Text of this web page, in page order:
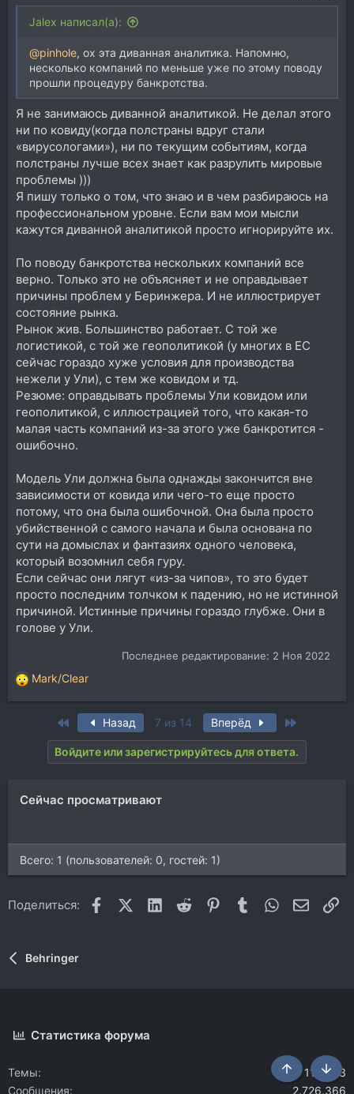
Jalex написал(а):
@pinhole, ох эта диванная аналитика. Напомню,
несколько компаний по меньше уже по этому поводу
прошли процедуру банкротства.
Я не занимаюсь диванной аналитикой. Не делал этого
ни по ковиду(когда полстраны вдруг стали
«вирусологами»), ни по текущим событиям, когда
полстраны лучше всех знает как разрулить мировые
проблемы )))
Я пишу только о том, что знаю и в чем разбираюсь на
профессиональном уровне. Если вам мои мысли
кажутся диванной аналитикой просто игнорируйте их.
По поводу банкротства нескольких компаний все
верно. Только это не объясняет и не оправдывает
причины проблем у Беринжера. И не иллюстрирует
состояние рынка.
Рынок жив. Большинство работает. С той же
логистикой, с той же геополитикой (у многих в ЕС
сейчас гораздо хуже условия для производства
нежели у Ули), с тем же ковидом и тд.
Резюме: оправдывать проблемы Ули ковидом или
геополитикой, с иллюстрацией того, что какая-то
малая часть компаний из-за этого уже банкротится -
ошибочно.
Модель Ули должна была однажды закончится вне
зависимости от ковида или чего-то еще просто
потому, что она была ошибочной. Она была просто
убийственной с самого начала и была основана по
сути на домыслах и фантазиях одного человека,
который возомнил себя гуру.
Если сейчас они лягут «из-за чипов», то это будет
просто последним толчком к падению, но не истинной
причиной. Истинные причины гораздо глубже. Они в
голове у Ули.
Последнее редактирование: 2 Ноя 2022
Р
е
Mark/Clear
First Назад 7 из 14 Вперёд
Войдите или зарегистрируйтесь для ответа.
Сейчас просматривают
Всего: 1 (пользователей: 0, гостей: 1)
Поделиться: FacebookX (Twitter)
LinkedIn
Reddit Pinterest
Tumblr WhatsApp
Behringer
Статистика форума
Темы
112.583
Сообщения
2.726.366
Сверху Снизу